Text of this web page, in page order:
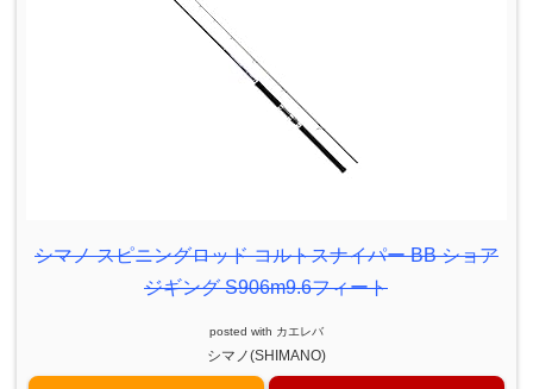
シマノ スピニングロッド コルトスナイパー BB ショア
ジギング S906m9.6フィート
posted with カエレバ
シマノ(SHIMANO)